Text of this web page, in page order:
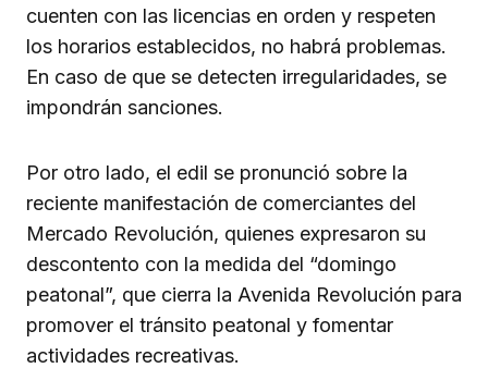
cuenten con las licencias en orden y respeten
los horarios establecidos, no habrá problemas.
En caso de que se detecten irregularidades, se
impondrán sanciones.
Por otro lado, el edil se pronunció sobre la
reciente manifestación de comerciantes del
Mercado Revolución, quienes expresaron su
descontento con la medida del “domingo
peatonal”, que cierra la Avenida Revolución para
promover el tránsito peatonal y fomentar
actividades recreativas.